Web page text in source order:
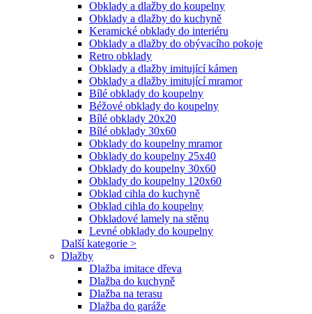
Obklady a dlažby do koupelny
Obklady a dlažby do kuchyně
Keramické obklady do interiéru
Obklady a dlažby do obývacího pokoje
Retro obklady
Obklady a dlažby imitující kámen
Obklady a dlažby imitující mramor
Bílé obklady do koupelny
Béžové obklady do koupelny
Bílé obklady 20x20
Bílé obklady 30x60
Obklady do koupelny mramor
Obklady do koupelny 25x40
Obklady do koupelny 30x60
Obklady do koupelny 120x60
Obklad cihla do kuchyně
Obklad cihla do koupelny
Obkladové lamely na stěnu
Levné obklady do koupelny
Další kategorie >
Dlažby
Dlažba imitace dřeva
Dlažba do kuchyně
Dlažba na terasu
Dlažba do garáže